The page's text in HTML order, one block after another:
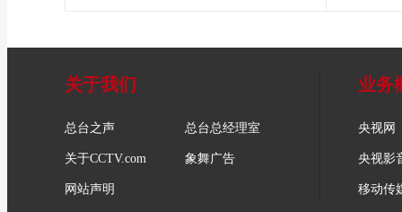
关于我们
总台之声 总台总经理室
关于CCTV.com 象舞广告
网站声明
业务
央视网
央视影
移动传